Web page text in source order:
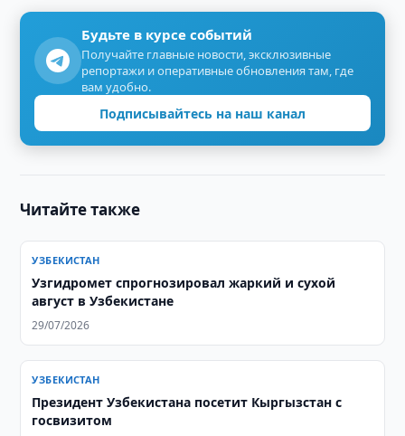
Будьте в курсе событий
Получайте главные новости, эксклюзивные
репортажи и оперативные обновления там, где
вам удобно.
Подписывайтесь на наш канал
Читайте также
УЗБЕКИСТАН
Узгидромет спрогнозировал жаркий и сухой
август в Узбекистане
29/07/2026
УЗБЕКИСТАН
Президент Узбекистана посетит Кыргызстан с
госвизитом